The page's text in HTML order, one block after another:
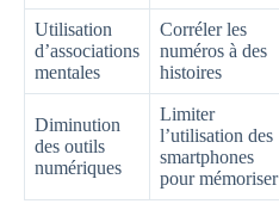
Utilisation
d’associations
mentales
Corréler les
numéros à des
histoires
Diminution
des outils
numériques
Limiter
l’utilisation des
smartphones
pour mémoriser